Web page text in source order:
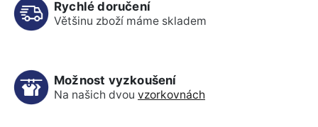
Rychlé doručení
Většinu zboží máme skladem
Možnost vyzkoušení
Na našich dvou vzorkovnách